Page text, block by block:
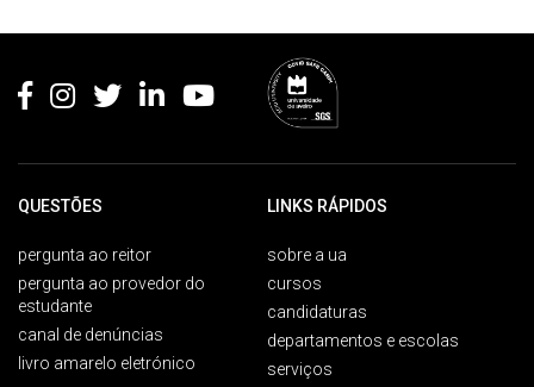
QUESTÕES
pergunta ao reitor
pergunta ao provedor do
estudante
canal de denúncias
livro amarelo eletrónico
LINKS RÁPIDOS
sobre a ua
cursos
candidaturas
departamentos e escolas
serviços